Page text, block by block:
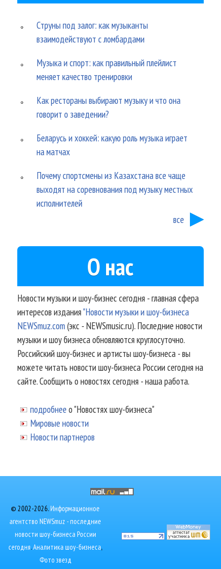
Струны под залог: как музыканты
взаимодействуют с ломбардами
Музыка и спорт: как правильный плейлист
меняет качество тренировки
Как рестораны выбирают музыку и что она
говорит о заведении?
Беларусь и хоккей: какую роль музыка играет
на матчах
Почему спортсмены из Казахстана все чаще
выходят на соревнования под музыку местных
исполнителей
все
О нас
Новости музыки и шоу-бизнес сегодня - главная сфера
интересов издания"Новости музыки и шоу-бизнеса
NEWSmuz.com(экс - NEWSmusic.ru). Последние новости
музыки и шоу бизнеса обновляются круглосуточно.
Российский шоу-бизнес и артисты шоу-бизнеса - вы
можете читать новости шоу-бизнеса России сегодня на
сайте. Сообщить о новостях сегодня - наша работа.
подробнее о "Новостях шоу-бизнеса"
Мировые новости
Новости партнеров
© 2002-2026.Информационное
агентство NEWSmuz - последние
новости шоу-бизнеса России
сегодня.Аналитика шоу-бизнеса,
Фото звезд